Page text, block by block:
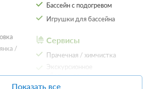
/
Бассейн с подогревом
Игрушки для бассейна
Сервисы
Прачечная / химчистка
Экскурсионное
обслуживание
Показать все